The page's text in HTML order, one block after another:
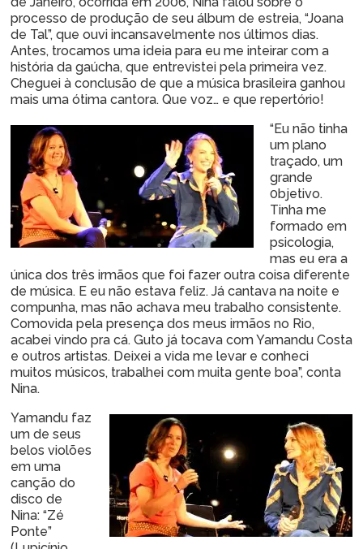
processo de produção de seu álbum de estreia, “Joana
de Tal”, que ouvi incansavelmente nos últimos dias.
Antes, trocamos uma ideia para eu me inteirar com a
história da gaúcha, que entrevistei pela primeira vez.
Cheguei à conclusão de que a música brasileira ganhou
mais uma ótima cantora. Que voz… e que repertório!
“Eu não tinha
um plano
traçado, um
grande
0bjetivo.
Tinha me
formado em
psicologia,
mas eu era a
única dos três irmãos que foi fazer outra coisa diferente
de música. E eu não estava feliz. Já cantava na noite e
compunha, mas não achava meu trabalho consistente.
Comovida pela presença dos meus irmãos no Rio,
acabei vindo pra cá. Guto já tocava com Yamandu Costa
e outros artistas. Deixei a vida me levar e conheci
muitos músicos, trabalhei com muita gente boa”, conta
Nina.
Yamandu faz
um de seus
belos violões
em uma
canção do
disco de
Nina: “Zé
Ponte”